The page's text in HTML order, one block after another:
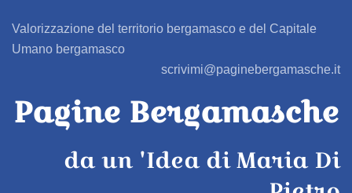
BARIANO
BEDULITA
BERBENNO
Valorizzazione del territorio bergamasco e del Capitale
Umano bergamasco
scrivimi@paginebergamasche.it
Pagine Bergamasche
da un 'Idea di Maria Di